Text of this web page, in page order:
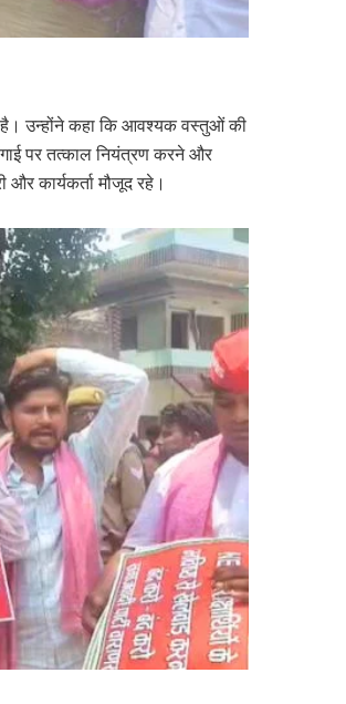
है। उन्होंने कहा कि आवश्यक वस्तुओं की
पर तत्काल नियंत्रण करने और
कार्यकर्ता मौजूद रहे।